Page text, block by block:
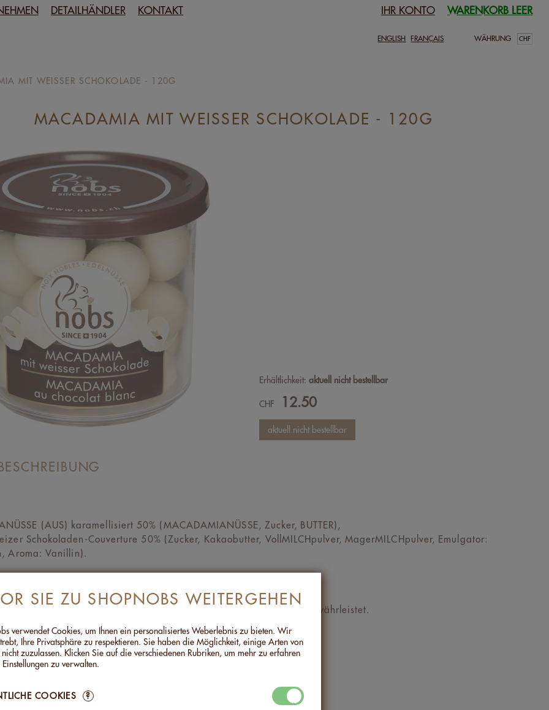
DETAILHÄNDLER KONTAKT IHR KONTO WARENKORB LEER
ENGLISH FRANÇAIS WÄHRUNG
MIT WEISSER SCHOKOLADE - 120G
MACADAMIA MIT WEISSER SCHOKOLADE - 120G
Erhältlichkeit:aktuell nicht bestellbar
CHF 12.50
(AUS) karamellisiert 50% (MACADAMIANÜSSE, Zucker, BUTTER),
Schokoladen-Couverture 50% (Zucker, Kakaobutter, VollMILCHpulver, MagerMILCHpulver, Emulgator:
Aroma: Vanillin).
36% mindestens, davon Kakaobutter: 36%
Verpackung, die eine optimale Haltbarkeit des Produkts gewährleistet.
und traditionell in der Schweiz hergestellt
(FÜR 100G)
SIE ZU SHOPNOBS WEITERGEHEN
verwendet Cookies, um Ihnen ein personalisiertes Weberlebnis zu bieten. Wir
Ihre Privatsphäre zu respektieren. Sie haben die Möglichkeit, einige Arten von
zuzulassen. Klicken Sie auf die verschiedenen Rubriken, um mehr zu erfahren
zu verwalten.
COOKIES ?